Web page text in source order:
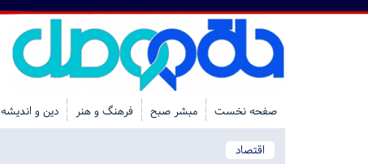
صفحه نخست مبشر صبح فرهنگ و هنر دین و اندیشه
اقتصاد